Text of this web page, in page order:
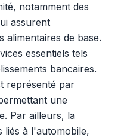
notamment des
assurent
de base.
essentiels tels
bancaires.
représenté par
une
Par ailleurs, la
liés à l'automobile,